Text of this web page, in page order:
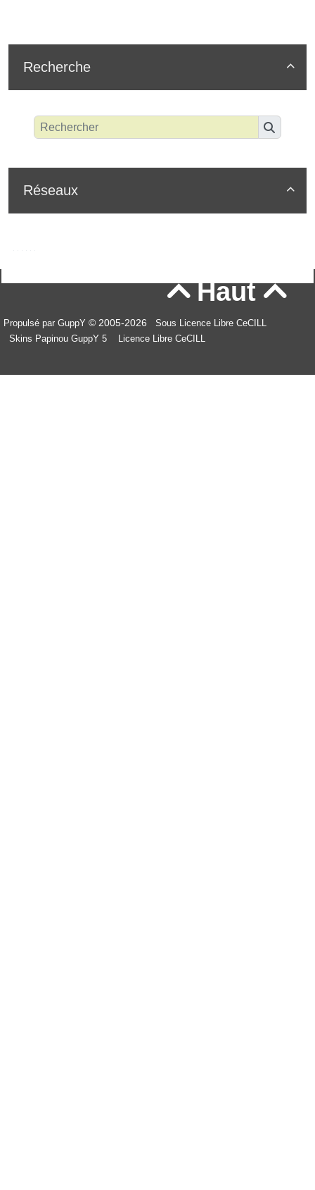

Recherche

Réseaux
Haut
Propulsé par GuppY © 2005-2026
Sous Licence Libre CeCILL
Skins Papinou GuppY 5
Licence Libre CeCILL